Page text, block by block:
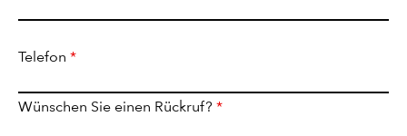
Telefon *
Wünschen Sie einen Rückruf? *